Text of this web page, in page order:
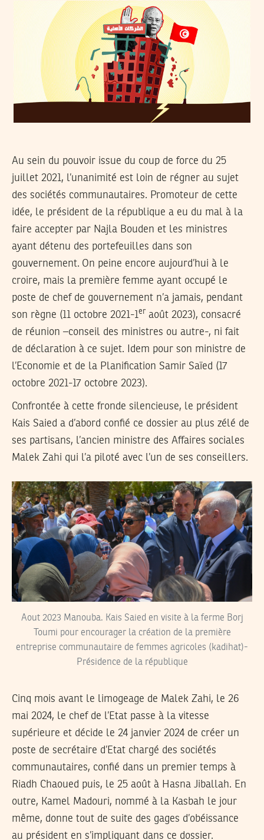
Au sein du pouvoir issue du coup de force du 25
juillet 2021, l’unanimité est loin de régner au sujet
des sociétés communautaires. Promoteur de cette
idée, le président de la république a eu du mal à la
faire accepter par Najla Bouden et les ministres
ayant détenu des portefeuilles dans son
gouvernement. On peine encore aujourd’hui à le
croire, mais la première femme ayant occupé le
poste de chef de gouvernement n’a jamais, pendant
son règne (11 octobre 2021-1er août 2023), consacré
de réunion –conseil des ministres ou autre-, ni fait
de déclaration à ce sujet. Idem pour son ministre de
l’Economie et de la Planification Samir Saïed (17
octobre 2021-17 octobre 2023).
Confrontée à cette fronde silencieuse, le président
Kais Saied a d’abord confié ce dossier au plus zélé de
ses partisans, l’ancien ministre des Affaires sociales
Malek Zahi qui l’a piloté avec l’un de ses conseillers.
Aout 2023 Manouba. Kais Saied en visite à la ferme Borj
Toumi pour encourager la création de la première
entreprise communautaire de femmes agricoles (kadihat)-
Présidence de la république
Cinq mois avant le limogeage de Malek Zahi, le 26
mai 2024, le chef de l’Etat passe à la vitesse
supérieure et décide le 24 janvier 2024 de créer un
poste de secrétaire d’Etat chargé des sociétés
communautaires, confié dans un premier temps à
Riadh Chaoued puis, le 25 août à Hasna Jiballah. En
outre, Kamel Madouri, nommé à la Kasbah le jour
même, donne tout de suite des gages d’obéissance
au président en s’impliquant dans ce dossier.